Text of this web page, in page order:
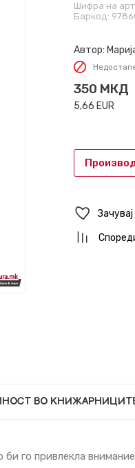
Шифра на
Баркод:
Автор:
350 МКД
5,66 EUR
ВО
би го привлекла